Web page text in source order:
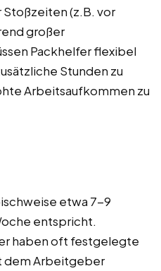
(z.B. vor
großer
Packhelfer flexibel
Stunden zu
Arbeitsaufkommen zu
etwa 7-9
entspricht.
haben oft festgelegte
dem Arbeitgeber